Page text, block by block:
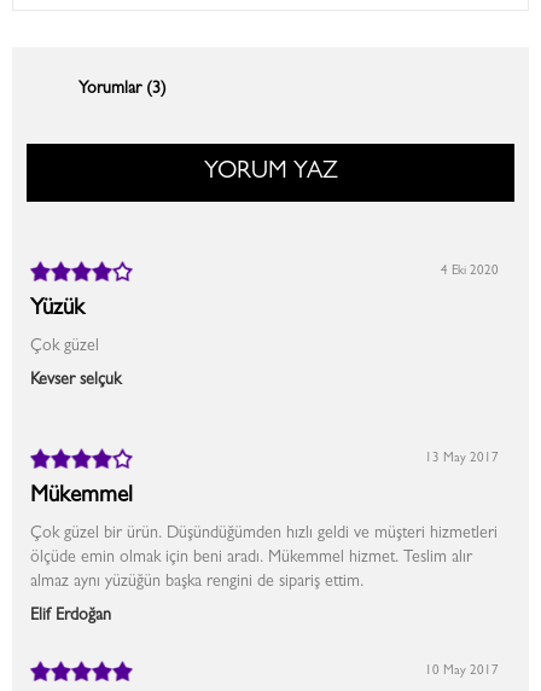
Yorumlar (3)
YORUM YAZ
Yüzük
Çok güzel
Kevser selçuk
4 Eki 2020
Mükemmel
Çok güzel bir ürün. Düşündüğümden hızlı geldi ve müşteri hizmetleri
ölçüde emin olmak için beni aradı. Mükemmel hizmet. Teslim alır
almaz aynı yüzüğün başka rengini de sipariş ettim.
Elif Erdoğan
13 May 2017
10 May 2017